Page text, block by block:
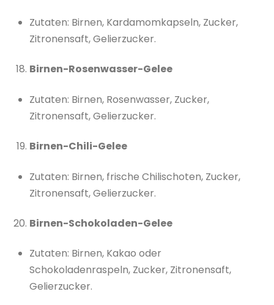
Zutaten: Birnen, Kardamomkapseln, Zucker,
Zitronensaft, Gelierzucker.
Birnen-Rosenwasser-Gelee
Zutaten: Birnen, Rosenwasser, Zucker,
Zitronensaft, Gelierzucker.
Birnen-Chili-Gelee
Zutaten: Birnen, frische Chilischoten, Zucker,
Zitronensaft, Gelierzucker.
Birnen-Schokoladen-Gelee
Zutaten: Birnen, Kakao oder
Schokoladenraspeln, Zucker, Zitronensaft,
Gelierzucker.